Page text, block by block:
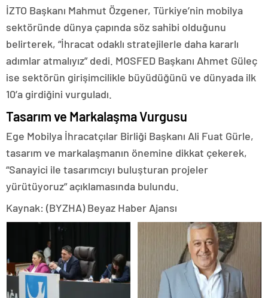
İZTO Başkanı Mahmut Özgener, Türkiye’nin mobilya
sektöründe dünya çapında söz sahibi olduğunu
belirterek, “İhracat odaklı stratejilerle daha kararlı
adımlar atmalıyız” dedi. MOSFED Başkanı Ahmet Güleç
ise sektörün girişimcilikle büyüdüğünü ve dünyada ilk
10’a girdiğini vurguladı.
Tasarım ve Markalaşma Vurgusu
Ege Mobilya İhracatçılar Birliği Başkanı Ali Fuat Gürle,
tasarım ve markalaşmanın önemine dikkat çekerek,
“Sanayici ile tasarımcıyı buluşturan projeler
yürütüyoruz” açıklamasında bulundu.
Kaynak: (BYZHA) Beyaz Haber Ajansı